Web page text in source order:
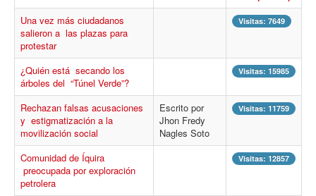
Reportajes
Procesos
Cultura
Región
Multimedia
La Agenda
Una vez más ciudadanos
salieron a las plazas para
protestar
Visitas: 7649
¿Quién está secando los
árboles del “Túnel Verde”?
Visitas: 15985
Rechazan falsas acusaciones
y estigmatización a la
movilización social
Escrito por
Jhon Fredy
Nagles Soto
Visitas: 11759
Comunidad de Íquira
preocupada por exploración
petrolera
Visitas: 12857